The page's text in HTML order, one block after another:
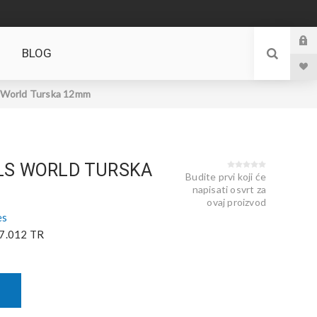
BLOG
Turska 12mm
WORLD TURSKA
TR
Budite prvi koji će
napisati osvrt za
ovaj proizvod